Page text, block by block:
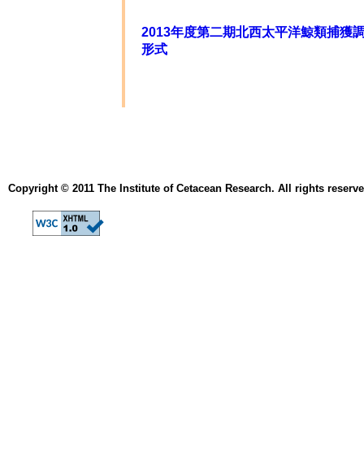
2013年度第二期北西太平洋鯨類捕獲
形式
Copyright © 2011 The Institute of Cetacean Research. All rights